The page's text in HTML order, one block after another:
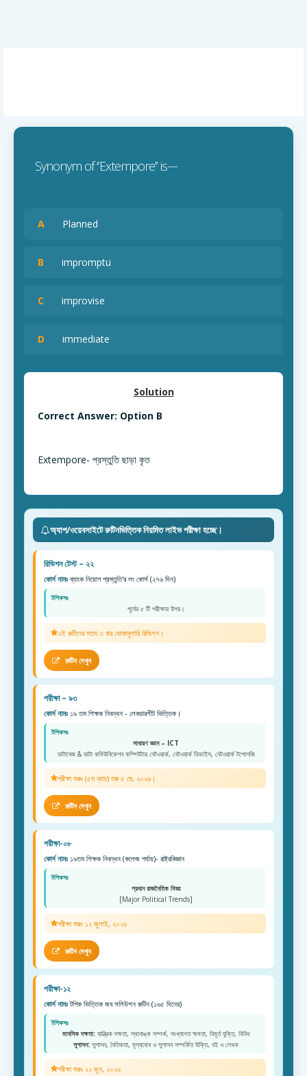
Synonym of ‘’Extempore’’ is---
A Planned
B impromptu
C improvise
D immediate
Solution
Correct Answer: Option B
Extempore- প্রস্তুতি ছাড়া কৃত
অ্যাপ/ওয়েবসাইটে রুটিনভিত্তিক নিয়মিত লাইভ পরীক্ষা হচ্ছে।
রিভিশন টেস্ট – ২২
কোর্স নামঃব্যাংক নিয়োগ প্রস্তুতি'র লং কোর্স (২৭৬ দিন)
টপিকসঃ
পূর্বের ৫ টি পরীক্ষার উপর।
এই রুটিনের সাথে ৩ বার ভোকাবুলারি রিভিশন।
রুটিন দেখুন
পরীক্ষা – ৯৩
কোর্স নামঃ ১৯ তম শিক্ষক নিবন্ধন - লেকচারশীট ভিত্তিক।
টপিকসঃ
সাধারণ জ্ঞান – ICT
ডাটাবেজ & ডাটা কমিউনিকেশন কম্পিউটার নেটওয়ার্ক, নেটওয়ার্ক ডিভাইস, নেটওয়ার্ক টপোলজি
পরীক্ষা শুরুঃ (৫ম ব্যাচ) শুরু ৫ মে, ২০২৬।
রুটিন দেখুন
পরীক্ষা-০৮
কোর্স নামঃ ১৯তম শিক্ষক নিবন্ধন (কলেজ পর্যায়)- রাষ্ট্রবিজ্ঞান
টপিকসঃ
প্রধান রাজনৈতিক বিষয়
[Major Political Trends]
পরীক্ষা শুরুঃ ১২ জুলাই, ২০২৬
রুটিন দেখুন
পরীক্ষা-১২
কোর্স নামঃটপিক ভিত্তিক জব সলিউশন রুটিন (১৬৫ দিনের)
টপিকসঃ
মানসিক দক্ষতা: যান্ত্রিক দক্ষতা, স্থানাঙ্ক সম্পর্ক, সংখ্যাগত ক্ষমতা, বিমূর্ত যুক্তি, বিবিধ
সুশাসন: সুশাসন, নৈতিকতা, মূল্যবোধ ও সুশাসন সম্পর্কিত উক্তি, বই ও লেখক
পরীক্ষা শুরুঃ ২২ জুন, ২০২৬